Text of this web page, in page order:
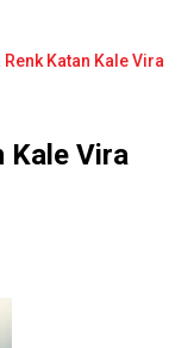
Katan Kale Vira
Kale Vira